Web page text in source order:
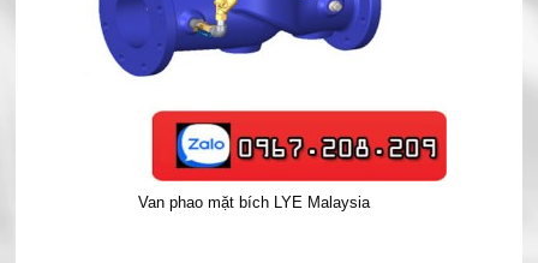
Van phao mặt bích LYE Malaysia